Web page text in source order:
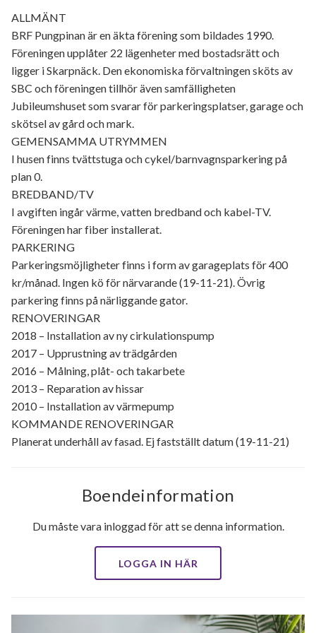
ALLMÄNT
BRF Pungpinan är en äkta förening som bildades 1990.
Föreningen upplåter 22 lägenheter med bostadsrätt och
ligger i Skarpnäck. Den ekonomiska förvaltningen sköts av
SBC och föreningen tillhör även samfälligheten
Jubileumshuset som svarar för parkeringsplatser, garage och
skötsel av gård och mark.
GEMENSAMMA UTRYMMEN
I husen finns tvättstuga och cykel/barnvagnsparkering på
plan 0.
BREDBAND/TV
I avgiften ingår värme, vatten bredband och kabel-TV.
Föreningen har fiber installerat.
PARKERING
Parkeringsmöjligheter finns i form av garageplats för 400
kr/månad. Ingen kö för närvarande (19-11-21). Övrig
parkering finns på närliggande gator.
RENOVERINGAR
2018 – Installation av ny cirkulationspump
2017 – Upprustning av trädgården
2016 – Målning, plåt- och takarbete
2013 – Reparation av hissar
2010 – Installation av värmepump
KOMMANDE RENOVERINGAR
Planerat underhåll av fasad. Ej fastställt datum (19-11-21)
Boendeinformation
Du måste vara inloggad för att se denna information.
LOGGA IN HÄR